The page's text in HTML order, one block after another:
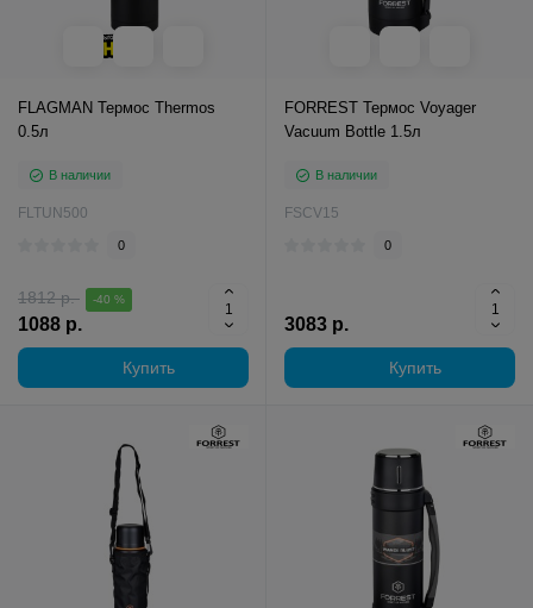
FLAGMAN Термос Thermos
0.5л
В наличии
FLTUN500
0
1812 р. -40 %
1088 р.
Купить
FORREST Термос Voyager
Vacuum Bottle 1.5л
В наличии
FSCV15
0
3083 р.
Купить